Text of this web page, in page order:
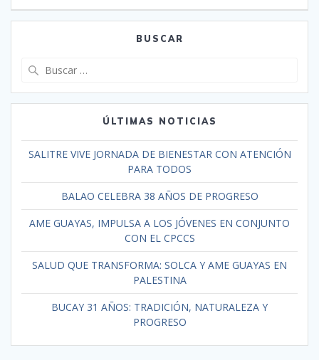
BUSCAR
ÚLTIMAS NOTICIAS
SALITRE VIVE JORNADA DE BIENESTAR CON ATENCIÓN
PARA TODOS
BALAO CELEBRA 38 AÑOS DE PROGRESO
AME GUAYAS, IMPULSA A LOS JÓVENES EN CONJUNTO
CON EL CPCCS
SALUD QUE TRANSFORMA: SOLCA Y AME GUAYAS EN
PALESTINA
BUCAY 31 AÑOS: TRADICIÓN, NATURALEZA Y
PROGRESO